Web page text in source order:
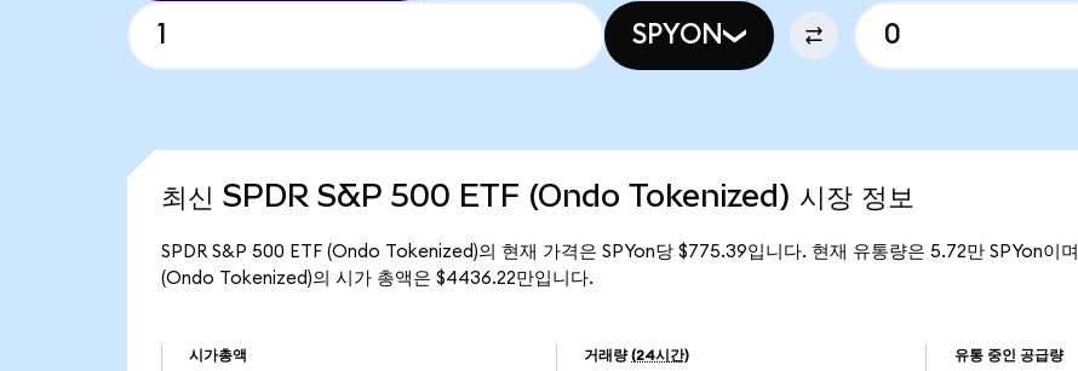
SPYON
최신 SPDR S&P 500 ETF (Ondo Tokenized) 시장 정보
SPDR S&P 500 ETF (Ondo Tokenized)의 현재 가격은 SPYon당 $775.39입니다. 현재 유통량은 5.72만 SPYon이
(Ondo Tokenized)의 시가 총액은 $4436.22만입니다.
시가총액 거래량 (24시간) 유통 중인 공급량